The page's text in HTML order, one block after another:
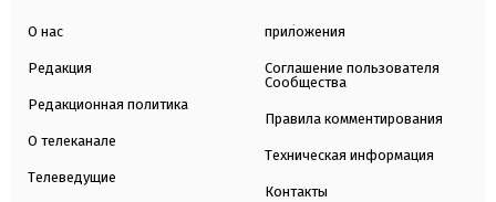
О нас
Редакция
Редакционная политика
О телеканале
Телеведущие
приложения
Соглашение пользователя
Сообщества
Правила комментирования
Техническая информация
Контакты